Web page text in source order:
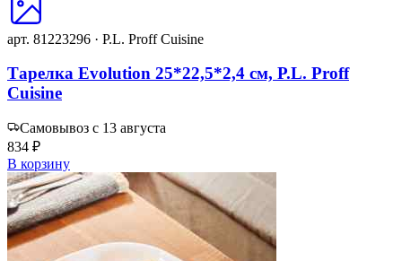
арт. 81223296 · P.L. Proff Cuisine
Тарелка Evolution 25*22,5*2,4 см, P.L. Proff
Cuisine
Самовывоз с 13 августа
834 ₽
В корзину